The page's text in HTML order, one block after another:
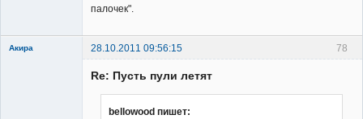
палочек".
78
Акира 28.10.2011 09:56:15
Re: Пусть пули летят
bellowood пишет: